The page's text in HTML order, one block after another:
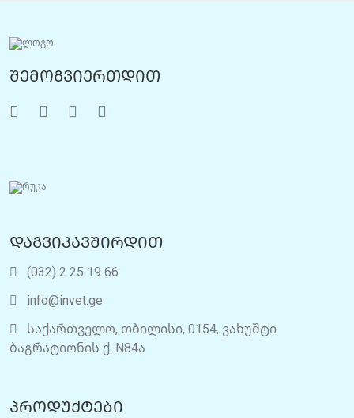
შემოგვიერთდით
დაგვიკავშირდით
(032) 2 25 19 66
info@invet.ge
საქართველო, თბილისი, 0154, ვახუშტი
ბაგრატიონის ქ. N84ა
პროდუქტები